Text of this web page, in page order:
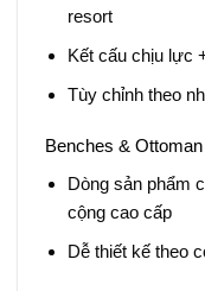
resort
Kết cấu chịu lực
Tùy chỉnh theo
Benches & Ottoman
Dòng sản phẩm
cộng cao cấp
Dễ thiết kế theo